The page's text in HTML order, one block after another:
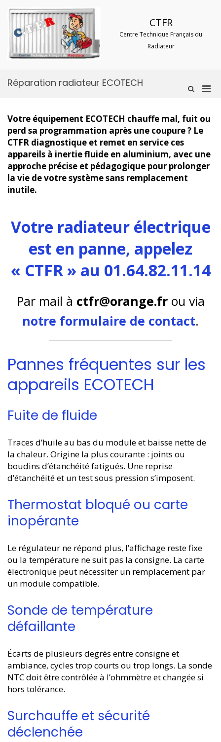
CTFR
Centre Technique Français du
Radiateur
Afficher
de
recherche
Réparation radiateur ECOTECH
Votre équipement ECOTECH chauffe mal, fuit ou
perd sa programmation après une coupure ? Le
CTFR diagnostique et remet en service ces
appareils à inertie fluide en aluminium, avec une
approche précise et pédagogique pour prolonger
la vie de votre système sans remplacement
inutile.
Votre radiateur électrique
est en panne, appelez
« CTFR » au 01.64.82.11.14
Par mail à ctfr@orange.frou via
notre formulaire de contact.
Pannes fréquentes sur les
appareils ECOTECH
Fuite de fluide
Traces d’huile au bas du module et baisse nette de
la chaleur. Origine la plus courante : joints ou
boudins d’étanchéité fatigués. Une reprise
d’étanchéité et un test sous pression s’imposent.
Thermostat bloqué ou carte
inopérante
Le régulateur ne répond plus, l’affichage reste fixe
ou la température ne suit pas la consigne. La carte
électronique peut nécessiter un remplacement par
un module compatible.
Sonde de température
défaillante
Écarts de plusieurs degrés entre consigne et
ambiance, cycles trop courts ou trop longs. La sonde
NTC doit être contrôlée à l’ohmmètre et changée si
hors tolérance.
Surchauffe et sécurité
déclenchée